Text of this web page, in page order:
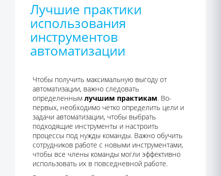
Лучшие практики
использования
инструментов
автоматизации
Чтобы получить максимальную выгоду от
автоматизации, важно следовать
определенным лучшим практикам. Во-
первых, необходимо четко определить цели и
задачи автоматизации, чтобы выбрать
подходящие инструменты и настроить
процессы под нужды команды. Важно обучить
сотрудников работе с новыми инструментами,
чтобы все члены команды могли эффективно
использовать их в повседневной работе.